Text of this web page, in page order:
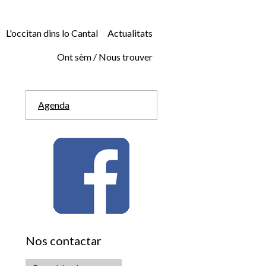
L'occitan dins lo Cantal Actualitats
Ont sèm / Nous trouver
Agenda
Nos contactar